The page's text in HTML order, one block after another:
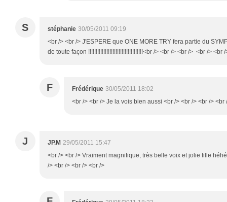
S stéphanie 30/05/2011 09:19
<br /> <br /> J'ESPERE que ONE MORE TRY fera partie du
de toute façon !!!!!!!!!!!!!!!!!!!!!!!!!!!!!!!!!!!!<br /> <br /> <br /> <br /> <br
F Frédérique 30/05/2011 18:02
<br /> <br /> Je la vois bien aussi <br /> <br /> <br /> <br
J JP.M 29/05/2011 15:47
<br /> <br /> Vraiment magnifique, très belle voix et jolie fille
/> <br /> <br /> <br />